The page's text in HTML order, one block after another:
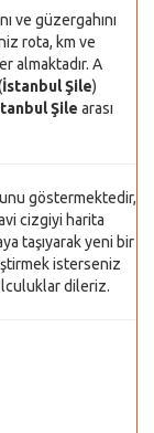
ve güzergahını
rota, km ve
almaktadır. A
İstanbul Şile)
Şile arası
göstermektedir,
cizgiyi harita
taşıyarak yeni bir
isterseniz
dileriz.